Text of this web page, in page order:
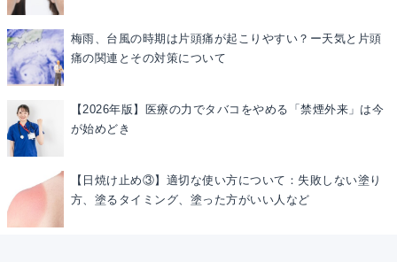
梅雨、台風の時期は片頭痛が起こりやすい？ー天気と片頭
痛の関連とその対策について
【2026年版】医療の力でタバコをやめる「禁煙外来」は今
が始めどき
【日焼け止め③】適切な使い方について：失敗しない塗り
方、塗るタイミング、塗った方がいい人など